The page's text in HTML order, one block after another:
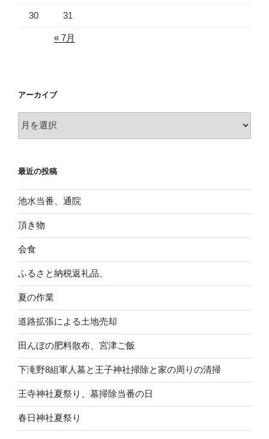
30 31
« 7月
アーカイブ
ア
ブ
最近の投稿
池水当番、通院
頂き物
会食
ふるさと納税返礼品、
夏の作業
道路拡張による土地売却
田んぼの肥料散布、宮津ご飯
下滝野8組軍人墓と王子神社掃除と家の周りの清掃
王寺神社夏祭り、墓掃除当番の日
春日神社夏祭り